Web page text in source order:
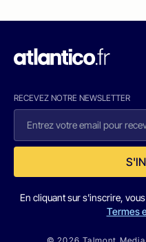
RECEVEZ NOTRE NEWSLETTER
En cliquant sur s'inscrire,
Termes